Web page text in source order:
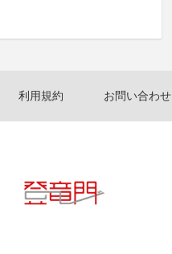
利用規約 お問い合わせ